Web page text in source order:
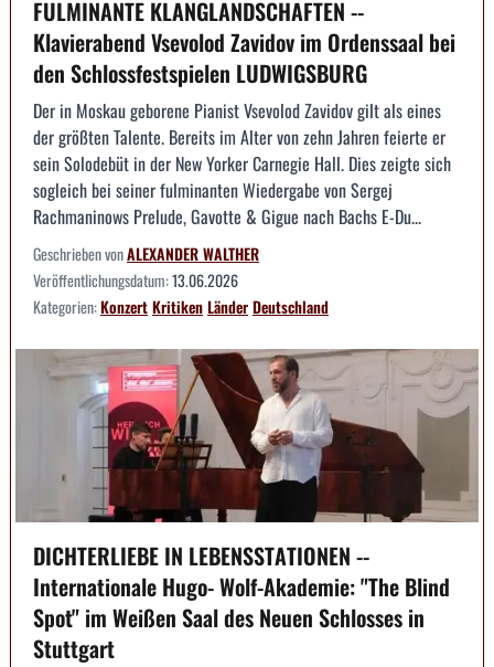
FULMINANTE KLANGLANDSCHAFTEN --
Klavierabend Vsevolod Zavidov im Ordenssaal bei
den Schlossfestspielen LUDWIGSBURG
Der in Moskau geborene Pianist Vsevolod Zavidov gilt als eines
der größten Talente. Bereits im Alter von zehn Jahren feierte er
sein Solodebüt in der New Yorker Carnegie Hall. Dies zeigte sich
sogleich bei seiner fulminanten Wiedergabe von Sergej
Rachmaninows Prelude, Gavotte & Gigue nach Bachs E-Du...
Geschrieben vonALEXANDER WALTHER
Veröffentlichungsdatum:13.06.2026
Kategorien:KonzertKritikenLänderDeutschland
DICHTERLIEBE IN LEBENSSTATIONEN --
Internationale Hugo- Wolf-Akademie: "The Blind
Spot" im Weißen Saal des Neuen Schlosses in
Stuttgart